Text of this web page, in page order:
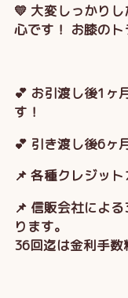
💛 大変しっかり
心です！ お膝の
💕 お引渡し後1ヶ
す！
💕 引き渡し後6ヶ
📌 各種クレジッ
📌 信販会社によ
ります。
36回迄は金利手数